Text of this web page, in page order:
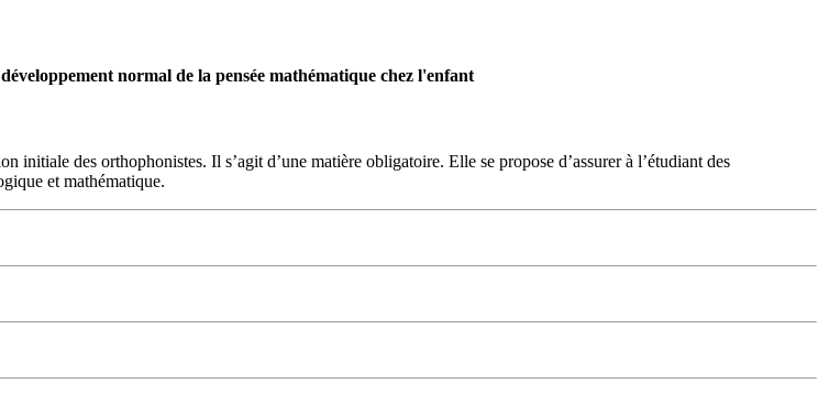
normal de la pensée mathématique chez l'enfant
initiale des orthophonistes. Il s’agit d’une matière obligatoire. Elle se propose d’assurer à l’étudiant des
et mathématique.